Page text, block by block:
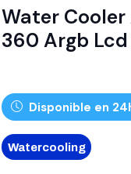
Water Cooler
360 Argb Lcd
Disponible en
Watercooling